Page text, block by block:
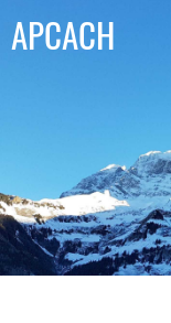
APCACH